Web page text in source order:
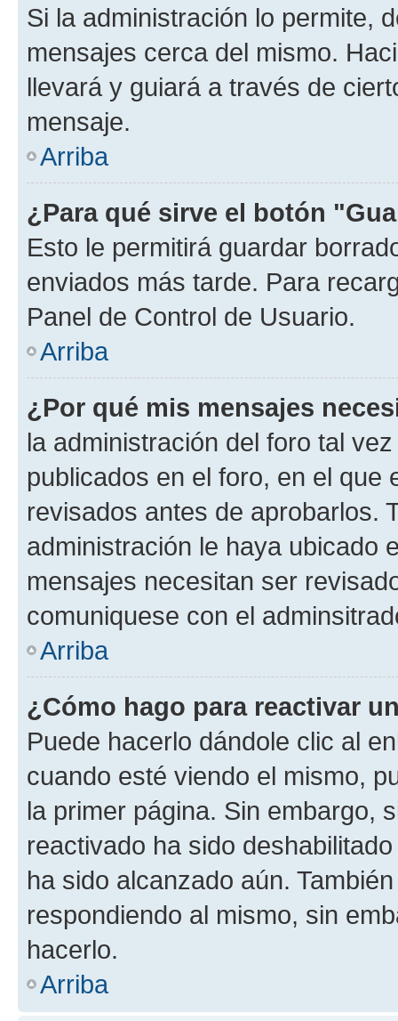
Si la administración lo permite,
mensajes cerca del mismo.
llevará y guiará a través de
mensaje.
Arriba
¿Para qué sirve el botón
Esto le permitirá guardar
enviados más tarde. Para
Panel de Control de Usuario.
Arriba
¿Por qué mis mensajes
la administración del foro tal
publicados en el foro, en el
revisados antes de aprobarlos.
administración le haya ubicado
mensajes necesitan ser
comuniquese con el
Arriba
¿Cómo hago para reactivar
Puede hacerlo dándole clic al
cuando esté viendo el mismo,
la primer página. Sin embargo,
reactivado ha sido
ha sido alcanzado aún.
respondiendo al mismo, sin
hacerlo.
Arriba